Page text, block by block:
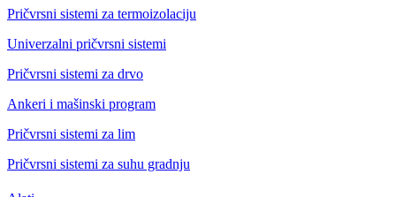
Pričvrsni sistemi za termoizolaciju
Univerzalni pričvrsni sistemi
Pričvrsni sistemi za drvo
Ankeri i mašinski program
Pričvrsni sistemi za lim
Pričvrsni sistemi za suhu gradnju